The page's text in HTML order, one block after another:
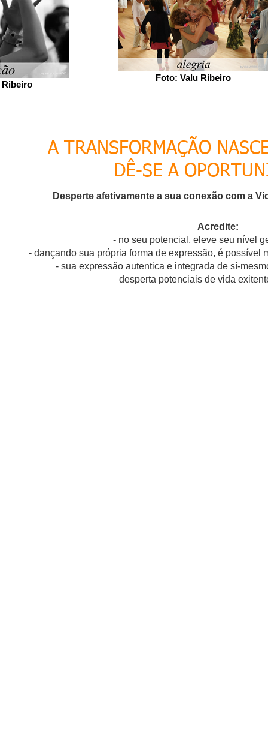
Ribeiro
Foto: Valu Ribeiro
A TRANSFORMAÇÃO
DÊ-SE A
Desperte afetivamente a sua conexão com a
Acredite:
- no seu potencial, eleve seu nível
-dançando sua própria forma de expressão, é possível
- sua expressão autentica e integrada de sí-
desperta potenciais de vida